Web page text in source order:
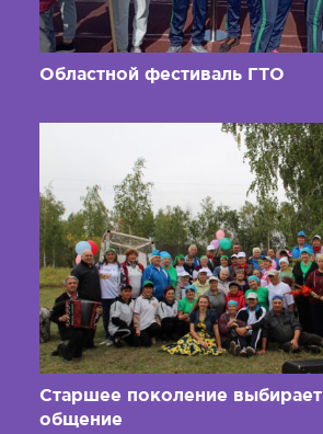
Областной фестиваль ГТО
Старшее поколение выбирает
общение